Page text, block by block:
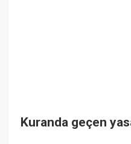
Kuranda geçen